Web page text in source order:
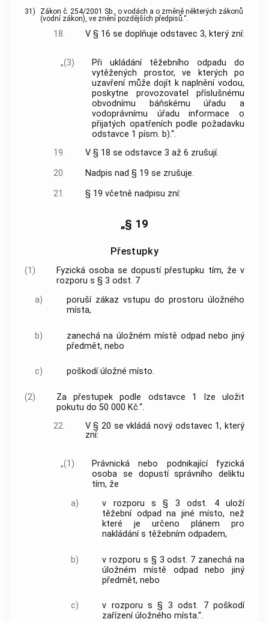
31)
Zákon č. 254/2001 Sb., o vodách a o změně některých zákonů
(vodní zákon), ve znění pozdějších předpisů.“.
18. V § 16 se doplňuje odstavec 3, který zní:
„(3)
Při ukládání těžebního odpadu do
vytěžených prostor, ve kterých po
uzavření může dojít k naplnění vodou,
poskytne provozovatel příslušnému
obvodnímu báňskému úřadu a
vodoprávnímu úřadu informace o
přijatých opatřeních podle požadavku
odstavce 1 písm. b).“.
19.
V § 18 se odstavce 3 až 6 zrušují.
20.
Nadpis nad § 19 se zrušuje.
21.
§ 19 včetně nadpisu zní:
„§ 19
Přestupky
(1)
Fyzická osoba se dopustí přestupku tím, že v
rozporu s § 3 odst. 7
a)
poruší zákaz vstupu do prostoru úložného
místa,
b)
zanechá na úložném místě odpad nebo jiný
předmět, nebo
c) poškodí úložné místo.
(2)
Za přestupek podle odstavce 1 lze uložit
pokutu do 50 000 Kč.“.
22.
V § 20 se vkládá nový odstavec 1, který
zní:
„(1)
Právnická nebo podnikající fyzická
osoba se dopustí správního deliktu
tím, že
a)
v rozporu s § 3 odst. 4 uloží
těžební odpad na jiné místo, než
které je určeno plánem pro
nakládání s těžebním odpadem,
b)
v rozporu s § 3 odst. 7 zanechá na
úložném místě odpad nebo jiný
předmět, nebo
c)
v rozporu s § 3 odst. 7 poškodí
zařízení úložného místa.“.